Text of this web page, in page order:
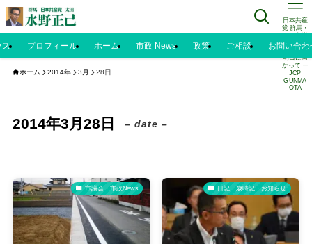
日本共産
党 群馬・
太田市議
水野正己
のブログ |
明日に向
かって ー
JCP
GUNMA
OTA
ス プロフィール ホーム 市政 News 政策 ご相談 お問い合わ
ホーム 2014年 3月 28日
2014年3月28日 – date –
市議会・市政News 日記・歳時記・お知らせ